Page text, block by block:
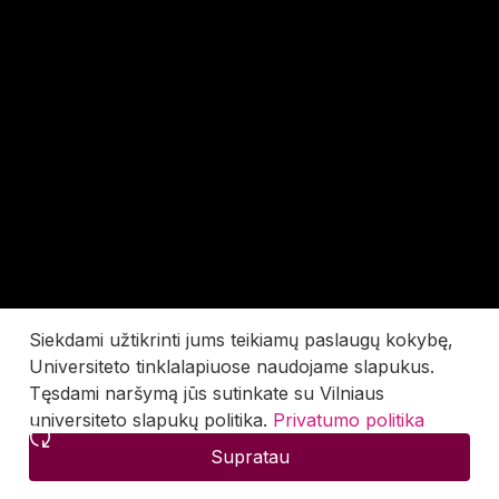
Siekdami užtikrinti jums teikiamų paslaugų kokybę,
Universiteto tinklalapiuose naudojame slapukus.
Tęsdami naršymą jūs sutinkate su Vilniaus
universiteto slapukų politika. Privatumo politika
Supratau